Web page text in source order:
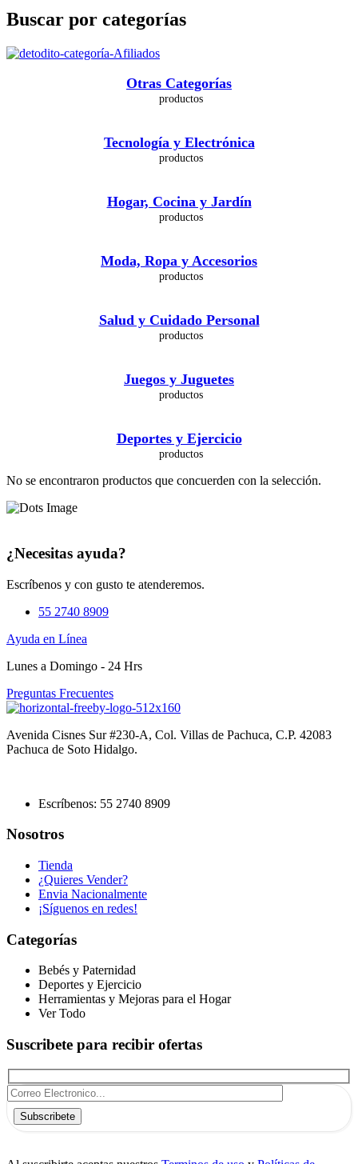
Buscar por categorías
Otras Categorías
Tecnología y Electrónica
Hogar, Cocina y Jardín
Moda, Ropa y Accesorios
Salud y Cuidado Personal
Juegos y Juguetes
Deportes y Ejercicio
No se encontraron productos que concuerden con la selección.
¿Necesitas ayuda?
Escríbenos y con gusto te atenderemos.
55 2740 8909
Ayuda en Línea
Lunes a Domingo - 24 Hrs
Preguntas Frecuentes
Avenida Cisnes Sur #230-A, Col. Villas de Pachuca, C.P. 42083
Pachuca de Soto Hidalgo.
Escríbenos: 55 2740 8909
Nosotros
Tienda
¿Quieres Vender?
Envia Nacionalmente
¡Síguenos en redes!
Categorías
Bebés y Paternidad
Deportes y Ejercicio
Herramientas y Mejoras para el Hogar
Ver Todo
Suscribete para recibir ofertas
Subscribete